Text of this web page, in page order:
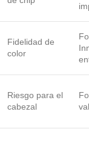
Fidelidad de
color
Riesgo para el
cabezal